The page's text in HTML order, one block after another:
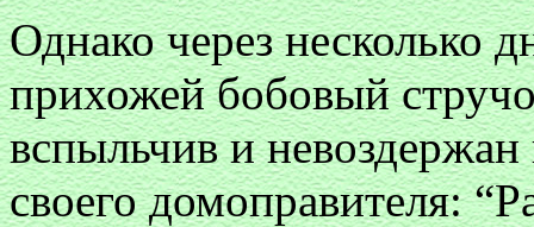
Однако через несколько
прихожей бобовый
вспыльчив и
своего домоправителя: